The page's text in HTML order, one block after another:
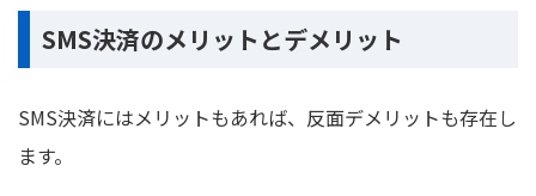
SMS決済のメリットとデメリット
SMS決済にはメリットもあれば、反面デメリットも存在し
ます。